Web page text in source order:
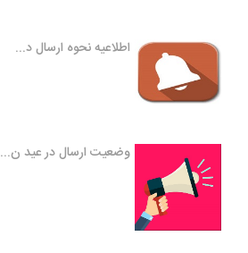
اطلاعیه نحوه ارسال د...
وضعیت ارسال در عید ن...